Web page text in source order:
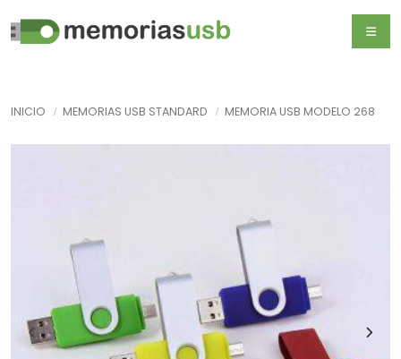
INICIO MEMORIAS USB STANDARD MEMORIA USB MODELO 268